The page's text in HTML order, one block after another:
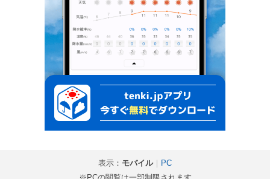
表示： モバイル｜
PC